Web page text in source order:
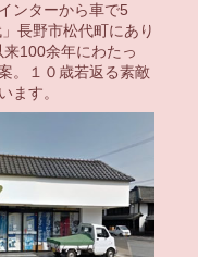
ンターから車で5
長野市松代町にあり
100余年にわたっ
。１０歳若返る素敵
ます。